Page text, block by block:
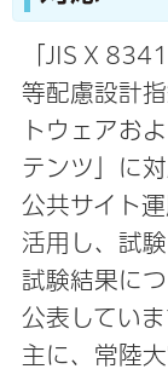
「JIS X
等配慮設計
トウェアお
テンツ」に
公共サイト
活用し、試
試験結果に
公表していま
主に、常陸